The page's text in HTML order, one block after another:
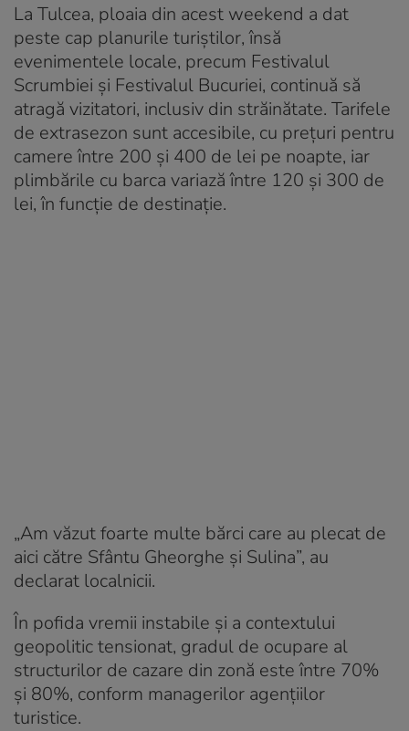
La Tulcea, ploaia din acest weekend a dat
peste cap planurile turiștilor, însă
evenimentele locale, precum Festivalul
Scrumbiei și Festivalul Bucuriei, continuă să
atragă vizitatori, inclusiv din străinătate. Tarifele
de extrasezon sunt accesibile, cu prețuri pentru
camere între 200 și 400 de lei pe noapte, iar
plimbările cu barca variază între 120 și 300 de
lei, în funcție de destinație.
„Am văzut foarte multe bărci care au plecat de
aici către Sfântu Gheorghe și Sulina”, au
declarat localnicii.
În pofida vremii instabile și a contextului
geopolitic tensionat, gradul de ocupare al
structurilor de cazare din zonă este între 70%
și 80%, conform managerilor agențiilor
turistice.